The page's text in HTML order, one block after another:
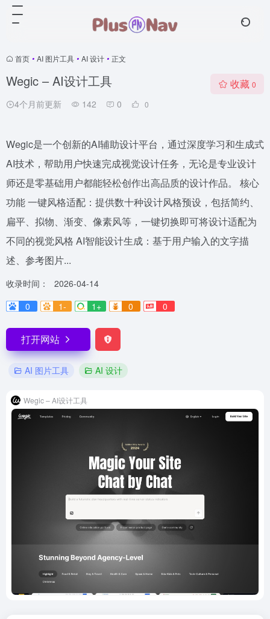
首页 • AI 图片工具 • AI 设计 • 正文
Wegic – AI设计工具
4个月前更新 142 0 0
收藏 0
Wegic是一个创新的AI辅助设计平台，通过深度学习和生成式
AI技术，帮助用户快速完成视觉设计任务，无论是专业设计
师还是零基础用户都能轻松创作出高品质的设计作品。 核心
功能 一键风格适配：提供数十种设计风格预设，包括简约、
扁平、拟物、渐变、像素风等，一键切换即可将设计适配为
不同的视觉风格 AI智能设计生成：基于用户输入的文字描
述、参考图片...
收录时间：
2026-04-14
0
1- 1+ 0 0
打开网站
AI 图片工具 AI 设计
Wegic – AI设计工具